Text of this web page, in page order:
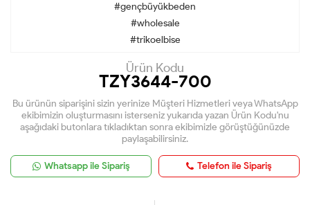
#gençbüyükbeden
#wholesale
#trikoelbise
Ürün Kodu
TZY3644-700
Bu ürünün siparişini sizin yerinize Müşteri Hizmetleri veya WhatsApp
ekibimizin oluşturmasını isterseniz yukarıda yazan Ürün Kodu'nu
aşağıdaki butonlara tıkladıktan sonra ekibimizle görüştüğünüzde
paylaşabilirsiniz.
Whatsapp ile Sipariş Telefon ile Sipariş